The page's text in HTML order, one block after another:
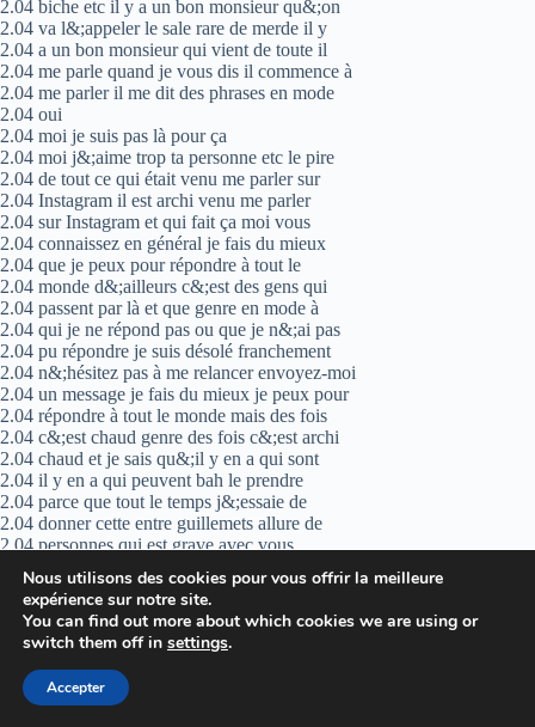
2.04 biche etc il y a un bon monsieur qu&;on
2.04 va l&;appeler le sale rare de merde il y
2.04 a un bon monsieur qui vient de toute il
2.04 me parle quand je vous dis il commence à
2.04 me parler il me dit des phrases en mode
2.04 oui
2.04 moi je suis pas là pour ça
2.04 moi j&;aime trop ta personne etc le pire
2.04 de tout ce qui était venu me parler sur
2.04 Instagram il est archi venu me parler
2.04 sur Instagram et qui fait ça moi vous
2.04 connaissez en général je fais du mieux
2.04 que je peux pour répondre à tout le
2.04 monde d&;ailleurs c&;est des gens qui
2.04 passent par là et que genre en mode à
2.04 qui je ne répond pas ou que je n&;ai pas
2.04 pu répondre je suis désolé franchement
2.04 n&;hésitez pas à me relancer envoyez-moi
2.04 un message je fais du mieux je peux pour
2.04 répondre à tout le monde mais des fois
2.04 c&;est chaud genre des fois c&;est archi
2.04 chaud et je sais qu&;il y en a qui sont
2.04 il y en a qui peuvent bah le prendre
2.04 parce que tout le temps j&;essaie de
2.04 donner cette entre guillemets allure de
2.04 personnes qui est grave avec vous
2.04 sais qu&;il y en a qui peuvent grave mal
2.04 le prendre mais vraiment
2.04 pensais pas que c&;est contre vous parce
2.04 que vraiment ça allait archi pas c&;est
2.04 juste que répondre à tout le monde des
2.04 fois c&;est compliqué en fait je fais du
Nous utilisons des cookies pour vous offrir la meilleure
expérience sur notre site.
You can find out more about which cookies we are using or
switch them off in settings.
Accepter